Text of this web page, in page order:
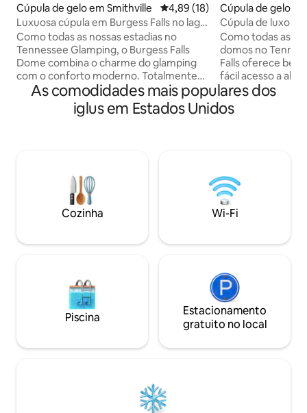
Cúpula de gelo em Smithville Classificação média de 4,89
4,89 (18)
Luxuosa cúpula em Burgess Falls no lago
Center Hill
Como todas as nossas estadias no
Tennessee Glamping, o Burgess Falls
Dome combina o charme do glamping
com o conforto moderno. Totalmente
isolado e com temperatura controlada
para estadias durante todo o ano, tem
capacidade para 4 pessoas com uma
vista do Lago Central Hill no terraço
privado do alojamento, com banheira de
hidromassagem, lareira e churrasqueira.
A casa domo fica a poucos minutos do
caminhadas, de cascatas e de aluguer de
Cúpula de gelo
Cúpula de luxo
Center Hill
Como todas as
domos no
Falls oferece
fácil acesso a
marina local,
proximidades.
tempo no seu
saborear a sua
relaxa numa
hidromassagem
oferece acesso
As comodidades mais populares dos
iglus em Estados Unidos
Cozinha Wi-Fi
Piscina
Estacionamento
gratuito no local